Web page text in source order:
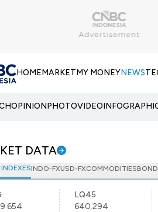
HOMEMARKETMY MONEYNEWS
OPINIONPHOTOVIDEO
DATA
INDO-FXUSD-FXCOMMODITIES
LQ45
640.294